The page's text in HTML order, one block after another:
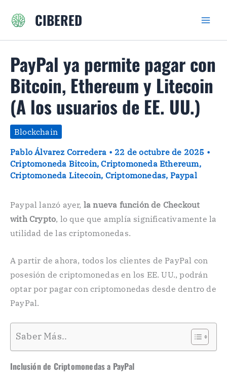
CIBERED
PayPal ya permite pagar con
Bitcoin, Ethereum y Litecoin
(A los usuarios de EE. UU.)
Blockchain
Pablo Álvarez Corredera • 22 de octubre de 2025 •
Criptomoneda Bitcoin,Criptomoneda Ethereum,
Criptomoneda Litecoin, Criptomonedas, Paypal
Paypal lanzó ayer, la nueva función de Checkout
with Crypto, lo que que amplía significativamente la
utilidad de las criptomonedas.
A partir de ahora, todos los clientes de PayPal con
posesión de criptomonedas en los EE. UU., podrán
optar por pagar con criptomonedas desde dentro de
PayPal.
Saber Más..
Inclusión de Criptomonedas a PayPal